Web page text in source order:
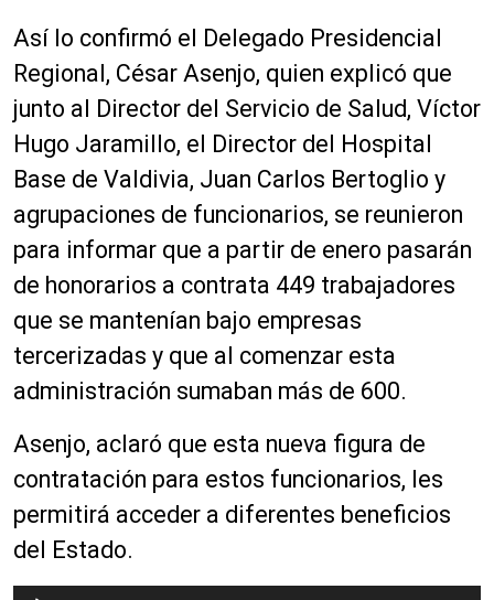
Así lo confirmó el Delegado Presidencial
Regional, César Asenjo, quien explicó que
junto al Director del Servicio de Salud, Víctor
Hugo Jaramillo, el Director del Hospital
Base de Valdivia, Juan Carlos Bertoglio y
agrupaciones de funcionarios, se reunieron
para informar que a partir de enero pasarán
de honorarios a contrata 449 trabajadores
que se mantenían bajo empresas
tercerizadas y que al comenzar esta
administración sumaban más de 600.
Asenjo, aclaró que esta nueva figura de
contratación para estos funcionarios, les
permitirá acceder a diferentes beneficios
del Estado.